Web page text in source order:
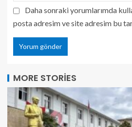
Daha sonraki yorumlarımda
posta adresim ve site adresim bu
MORE STORIES